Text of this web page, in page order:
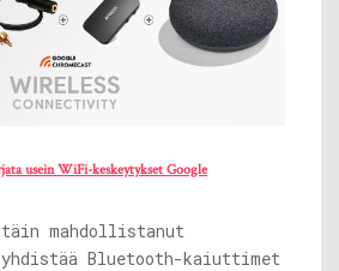
usein WiFi-keskeytykset Google
mahdollistanut
yhdistää Bluetooth-kaiuttimet